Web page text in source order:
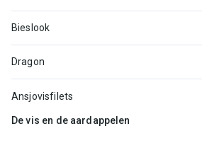
Bieslook
Dragon
Ansjovisfilets
De vis en de aardappelen